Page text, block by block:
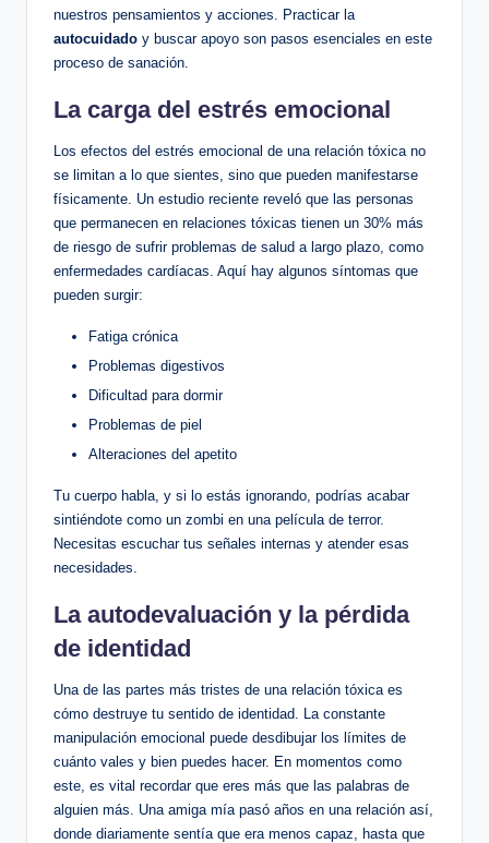
nuestros pensamientos y acciones. Practicar la
autocuidado ⁤y buscar apoyo ​son pasos esenciales en este
proceso de sanación.
La carga del estrés emocional
Los efectos del estrés ‌emocional de una relación‌ tóxica​ no
se ‍limitan a lo que sientes, sino que pueden manifestarse⁤
físicamente.⁢ Un ⁣estudio reciente reveló ⁣que las personas
‍que permanecen⁤ en ‌relaciones tóxicas ⁤tienen un ⁢30% ⁣más
de riesgo de sufrir problemas ⁢de ‍salud a largo plazo, como
enfermedades cardíacas. ‍Aquí ‍hay algunos síntomas que
pueden surgir:
Fatiga crónica
Problemas digestivos
Dificultad para dormir
Problemas de piel
Alteraciones del‍ apetito
Tu cuerpo habla, y si lo ⁤estás ignorando, podrías acabar
sintiéndote ⁢como un zombi en una película⁤ de⁤ terror.
Necesitas escuchar ‌tus⁣ señales internas‍ y atender esas
necesidades.
La autodevaluación y ⁣la ⁤pérdida
⁢de identidad
Una ​de las partes más tristes​ de⁢ una relación tóxica es
cómo destruye ​tu‌ sentido de ​identidad. La ⁣constante
manipulación ​emocional‌ puede desdibujar los⁣ límites⁣ de‍
cuánto vales ⁣y⁤ bien‌ puedes hacer. En ⁢momentos ‍como
este, es ‍vital‌ recordar que eres más que las ⁣palabras de
alguien ⁤más. Una amiga mía pasó años en⁤ una relación así,
donde diariamente sentía⁢ que⁣ era menos capaz,‌ hasta que